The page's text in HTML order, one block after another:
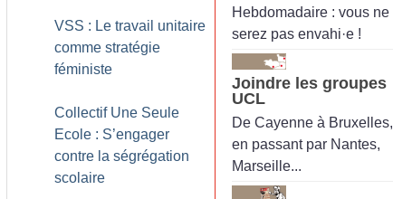
VSS : Le travail unitaire
comme stratégie
féministe
Collectif Une Seule
Ecole : S’engager
contre la ségrégation
scolaire
Hebdomadaire : vous ne
serez pas envahi·e !
Joindre les groupes
UCL
De Cayenne à Bruxelles,
en passant par Nantes,
Marseille...